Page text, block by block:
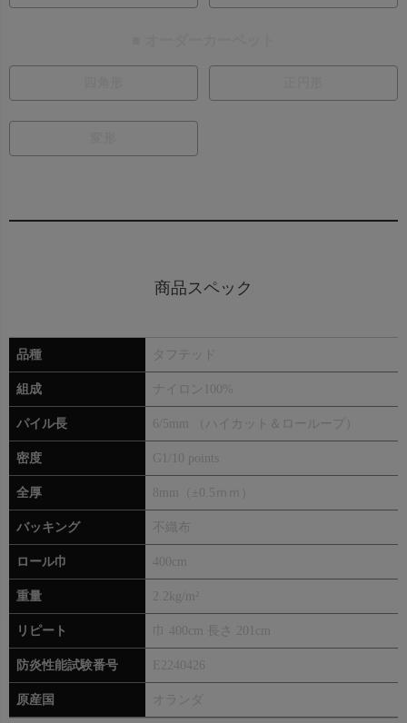
商品スペック
品種 タフテッド
組成 ナイロン100%
パイル長 6/5mm （ハイカット＆ローループ）
密度 G1/10 points
全厚 8mm（±0.5ｍｍ）
バッキング 不織布
ロール巾 400cm
重量 2.2kg/m²
リピート 巾 400cm 長さ 201cm
防炎性能試験番号 E2240426
原産国 オランダ